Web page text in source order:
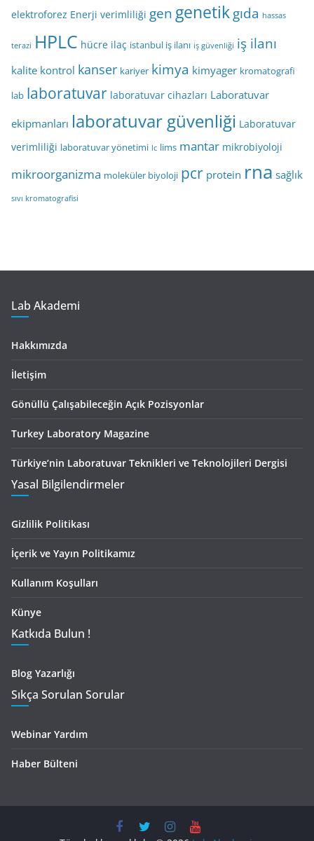
elektroforez Enerji verimliliği gen genetikgıda hassas
terazi HPLC hücre ilaç istanbul iş ilanı iş güvenliği iş ilanı
kalite kontrol kanser kariyer kimya kimyager kromatografi
lab laboratuvar laboratuvar cihazları Laboratuvar
ekipmanları laboratuvar güvenliği Laboratuvar
verimliliği laboratuvar yönetimi lc lims mantar mikrobiyoloji
mikroorganizma moleküler biyoloji pcr protein rna sağlık
sıvı kromatografisi
Lab Akademi
Hakkımızda
İletişim
Gönüllü Çalışabileceğin Açık Pozisyonlar
Turkey Laboratory Magazine
Türkiye’nin Laboratuvar Teknikleri ve Teknolojileri Dergisi
Yasal Bilgilendirmeler
Gizlilik Politikası
İçerik ve Yayın Politikamız
Kullanım Koşulları
Künye
Katkıda Bulun !
Blog Yazarlığı
Sıkça Sorulan Sorular
Webinar Yardım
Haber Bülteni